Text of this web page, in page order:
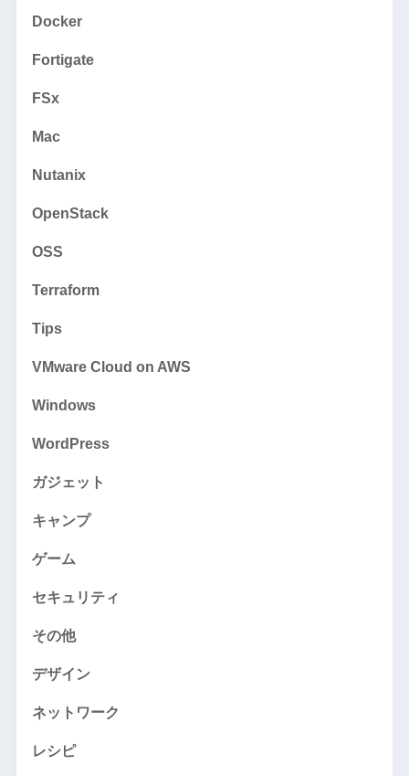
Docker
Fortigate
FSx
Mac
Nutanix
OpenStack
OSS
Terraform
Tips
VMware Cloud on AWS
Windows
WordPress
ガジェット
キャンプ
ゲーム
セキュリティ
その他
デザイン
ネットワーク
レシピ